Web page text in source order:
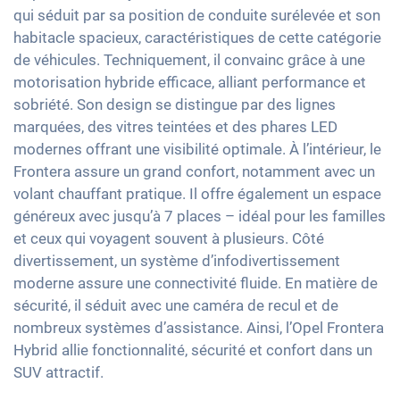
Détecteur de pluie
17" jantes en aluminium
Limiteur de vitesse
Détection de fatigue
Contrôle de pression des pneus
Assistant de freinage d'urgence
Détection des piétons
Apple Car Play
Android Auto
Ecran tactile
Recharge téléphone sans fil
Full Digital Cockpit
Interface USB-C
Sièges chauffants avant
Sièges en tissu
Vitres surteintées
Lumière d'ambiance
Volant chauffant
Accoudoir central pour les sièges avant
Assistance au démarrage en côte
Banquette rabbattable
Barres de toit
qui séduit par sa position de conduite surélevée et son
habitacle spacieux, caractéristiques de cette catégorie
de véhicules. Techniquement, il convainc grâce à une
motorisation hybride efficace, alliant performance et
sobriété. Son design se distingue par des lignes
marquées, des vitres teintées et des phares LED
modernes offrant une visibilité optimale. À l’intérieur, le
Frontera assure un grand confort, notamment avec un
volant chauffant pratique. Il offre également un espace
généreux avec jusqu’à 7 places – idéal pour les familles
et ceux qui voyagent souvent à plusieurs. Côté
divertissement, un système d’infodivertissement
moderne assure une connectivité fluide. En matière de
sécurité, il séduit avec une caméra de recul et de
nombreux systèmes d’assistance. Ainsi, l’Opel Frontera
Hybrid allie fonctionnalité, sécurité et confort dans un
SUV attractif.